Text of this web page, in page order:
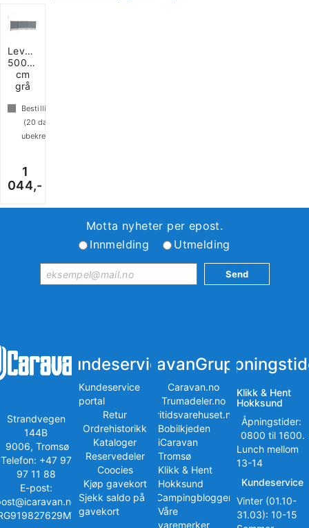
Levegg
500x140
cm
grå
Bestillingsvare
(20 dager
ubekreftet)
1
044,-
Motta nyheter per epost.
Innmelding
Utmelding
Strandvegen
144B
9006, Tromsø
Telefon: +47 97
97 11 88
E-post:
Kundeservice
Kundeservice
portal
Retur
Ordrehistorikk
Kataloger
Reservedeler
Coocies
Kjøp gavekort
Sjekk saldo på
gavekort
iCaravanGruppen
Caravan.no
Trumadeler.no
Fritidsvarehuset.no
Bobilkjeden
iCaravan
Tromsø
Klikk & Hent
Hokksund
iCampingbloggen
Våre
varemerker
Klikk & Hent
Hokksund
Åpningstider:
0800 til 1600.
Lunch mellom
13-14
Kundeservice
Vinter (01.10-
31.03): 10-15